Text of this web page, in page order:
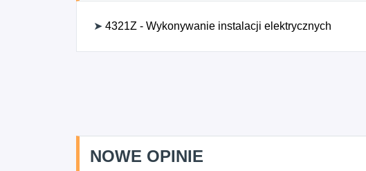
➤ 4321Z - Wykonywanie instalacji elektrycznych
NOWE OPINIE